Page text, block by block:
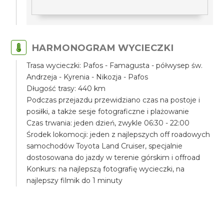
HARMONOGRAM WYCIECZKI
Trasa wycieczki: Pafos - Famagusta - półwysep św.
Andrzeja - Kyrenia - Nikozja - Pafos
Długość trasy: 440 km
Podczas przejazdu przewidziano czas na postoje i
posiłki, a także sesje fotograficzne i plażowanie
Czas trwania: jeden dzień, zwykle 06:30 - 22:00
Środek lokomocji: jeden z najlepszych off roadowych
samochodów Toyota Land Cruiser, specjalnie
dostosowana do jazdy w terenie górskim i offroad
Konkurs: na najlepszą fotografię wycieczki, na
najlepszy filmik do 1 minuty